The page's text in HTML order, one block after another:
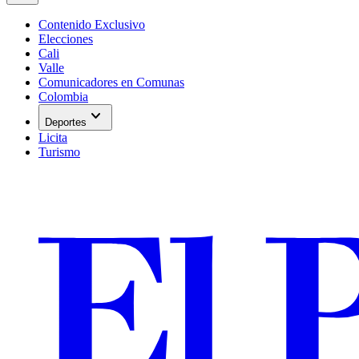
Contenido Exclusivo
Elecciones
Cali
Valle
Comunicadores en Comunas
Colombia
Deportes expand_more
Licita
Turismo